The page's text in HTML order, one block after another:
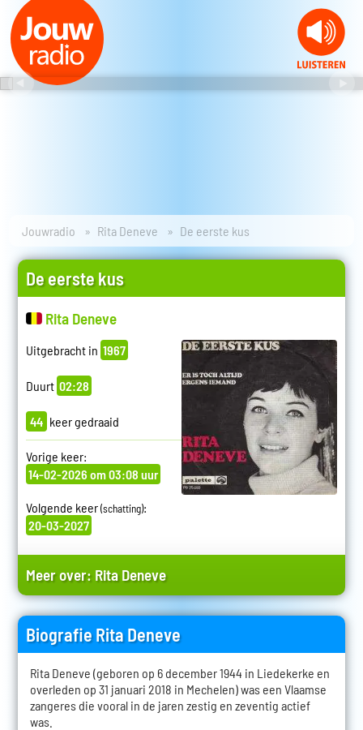
Jouwradio Rita Deneve De eerste kus
De eerste kus
Rita Deneve
Uitgebracht in 1967
Duurt 02:28
44 keer gedraaid
Vorige keer:
14-02-2026 om 03:08 uur
Volgende keer(schatting):
20-03-2027
Meer over: Rita Deneve
Biografie Rita Deneve
Rita Deneve (geboren op 6 december 1944 in Liedekerke en
overleden op 31 januari 2018 in Mechelen) was een Vlaamse
zangeres die vooral in de jaren zestig en zeventig actief
was.